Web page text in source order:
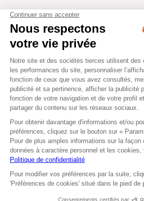
Tous droits réservés © Autobacs
Mentions légales RGPD
Cookies CGV
Facebook